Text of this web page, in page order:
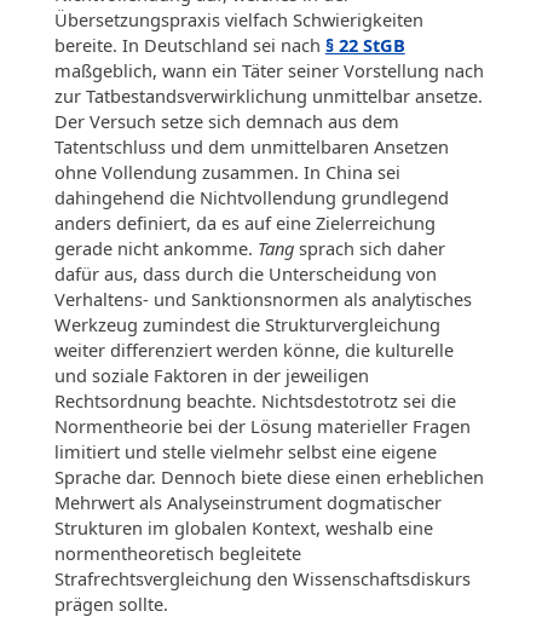
Übersetzungspraxis vielfach Schwierigkeiten
bereite. In Deutschland sei nach § 22 StGB
maßgeblich, wann ein Täter seiner Vorstellung nach
zur Tatbestandsverwirklichung unmittelbar ansetze.
Der Versuch setze sich demnach aus dem
Tatentschluss und dem unmittelbaren Ansetzen
ohne Vollendung zusammen. In China sei
dahingehend die Nichtvollendung grundlegend
anders definiert, da es auf eine Zielerreichung
gerade nicht ankomme. Tangsprach sich daher
dafür aus, dass durch die Unterscheidung von
Verhaltens- und Sanktionsnormen als analytisches
Werkzeug zumindest die Strukturvergleichung
weiter differenziert werden könne, die kulturelle
und soziale Faktoren in der jeweiligen
Rechtsordnung beachte. Nichtsdestotrotz sei die
Normentheorie bei der Lösung materieller Fragen
limitiert und stelle vielmehr selbst eine eigene
Sprache dar. Dennoch biete diese einen erheblichen
Mehrwert als Analyseinstrument dogmatischer
Strukturen im globalen Kontext, weshalb eine
normentheoretisch begleitete
Strafrechtsvergleichung den Wissenschaftsdiskurs
prägen sollte.